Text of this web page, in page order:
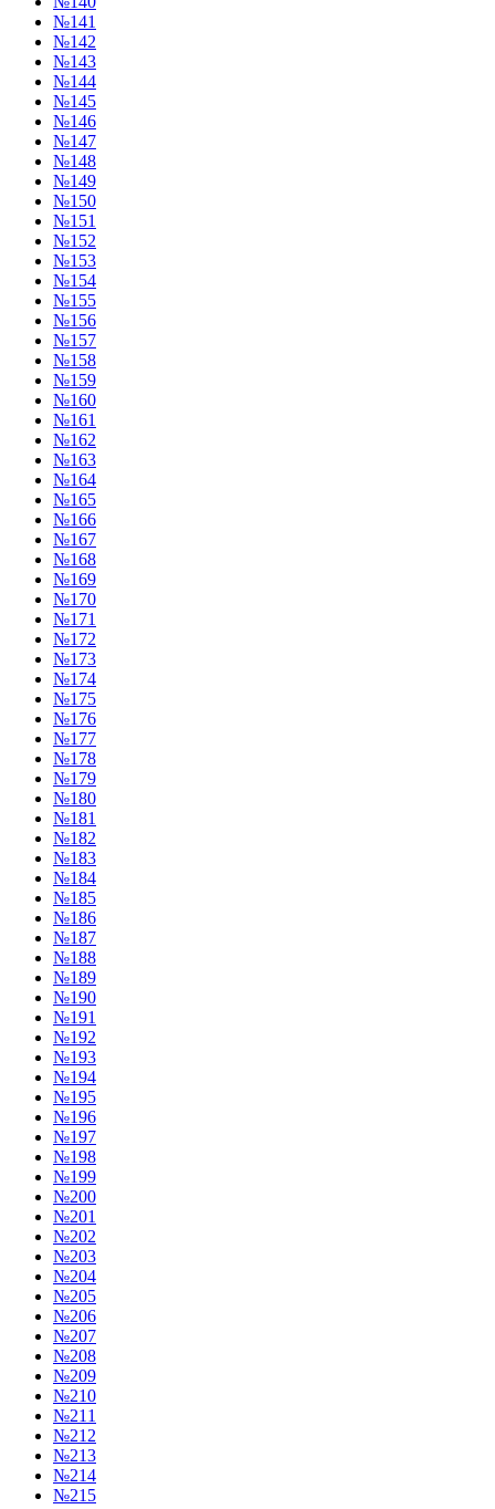
№141
№142
№143
№144
№145
№146
№147
№148
№149
№150
№151
№152
№153
№154
№155
№156
№157
№158
№159
№160
№161
№162
№163
№164
№165
№166
№167
№168
№169
№170
№171
№172
№173
№174
№175
№176
№177
№178
№179
№180
№181
№182
№183
№184
№185
№186
№187
№188
№189
№190
№191
№192
№193
№194
№195
№196
№197
№198
№199
№200
№201
№202
№203
№204
№205
№206
№207
№208
№209
№210
№211
№212
№213
№214
№215